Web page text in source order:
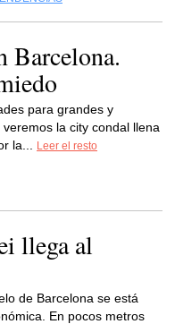
Barcelona.
para grandes y
la city condal llena
la...
Leer el resto
llega al
de Barcelona se está
En pocos metros